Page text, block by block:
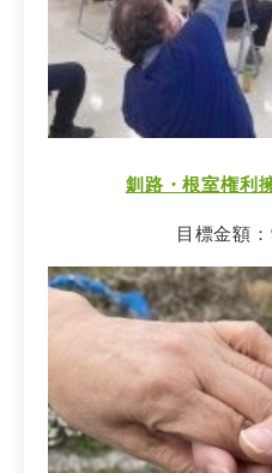
釧路・根室権利
目標金額：